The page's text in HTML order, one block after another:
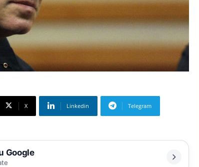
X Linkedin Telegram
Google